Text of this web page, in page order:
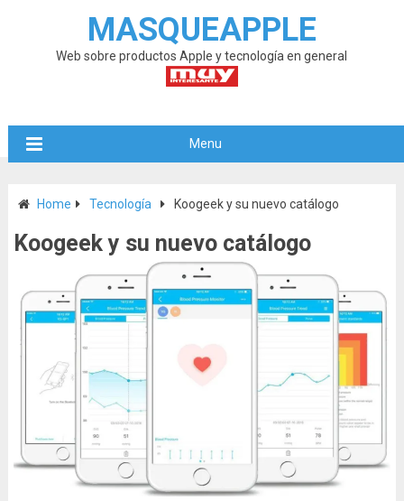
MASQUEAPPLE
Web sobre productos Apple y tecnología en general
Menu
Home Tecnología Koogeek y su nuevo catálogo
Koogeek y su nuevo catálogo